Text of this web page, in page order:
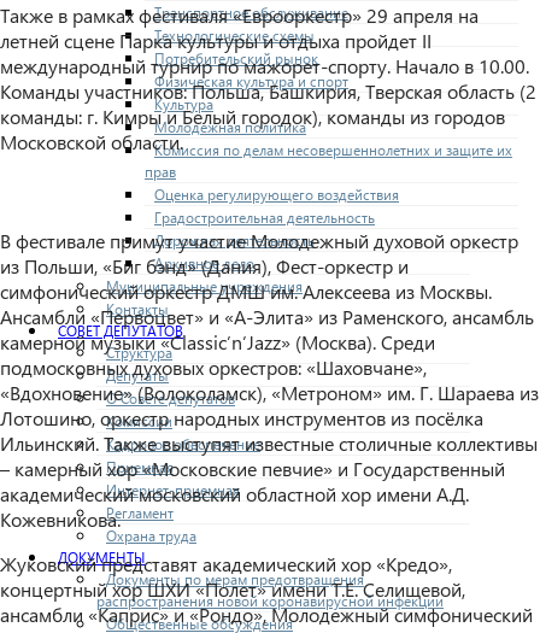
Транспортное обслуживание
Технологические схемы
Потребительский рынок
Физическая культура и спорт
Культура
Молодежная политика
Комиссия по делам несовершеннолетних и защите их
прав
Оценка регулирующего воздействия
Градостроительная деятельность
Дорожная деятельность
Архивное дело
Муниципальные учреждения
Контакты
СОВЕТ ДЕПУТАТОВ
Структура
Депутаты
О Совете депутатов
Комиссии
Кадровое обеспечение
Приемная
Интернет-приемная
Регламент
Охрана труда
ДОКУМЕНТЫ
Документы по мерам предотвращения
распространения новой коронавирусной инфекции
Общественные обсуждения
Также в рамках фестиваля «Еврооркестр» 29 апреля на
летней сцене Парка культуры и отдыха пройдет II
международный турнир по мажорет-спорту. Начало в 10.00.
Команды участников: Польша, Башкирия, Тверская область (2
команды: г. Кимры и Белый городок), команды из городов
Московской области.
В фестивале примут участие Молодежный духовой оркестр
из Польши, «Биг бэнд» (Дания), Фест-оркестр и
симфонический оркестр ДМШ им. Алексеева из Москвы.
Ансамбли «Первоцвет» и «А-Элита» из Раменского, ансамбль
камерной музыки «Classic’n’Jazz» (Москва). Среди
подмосковных духовых оркестров: «Шаховчане»,
«Вдохновение» (Волоколамск), «Метроном» им. Г. Шараева из
Лотошино, оркестр народных инструментов из посёлка
Ильинский. Также выступят известные столичные коллективы
– камерный хор «Московские певчие» и Государственный
академический московский областной хор имени А.Д.
Кожевникова.
Жуковский представят академический хор «Кредо»,
концертный хор ШХИ «Полет» имени Т.Е. Селищевой,
ансамбли «Каприс» и «Рондо», Молодежный симфонический